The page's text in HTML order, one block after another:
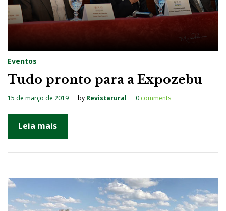
Eventos
Tudo pronto para a Expozebu
15 de março de 2019 by Revistarural 0comments
Leia mais